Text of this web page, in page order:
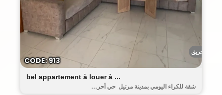
أحريق
bel appartement à louer à ...
شقة للكراء اليومي بمدينة مرتيل حي أحر...
CODE: 913